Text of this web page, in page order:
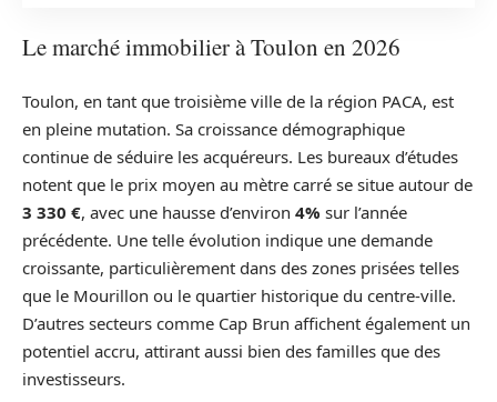
Le marché immobilier à Toulon en 2026
Toulon, en tant que troisième ville de la région PACA, est
en pleine mutation. Sa croissance démographique
continue de séduire les acquéreurs. Les bureaux d’études
notent que le prix moyen au mètre carré se situe autour de
3 330 €, avec une hausse d’environ 4% sur l’année
précédente. Une telle évolution indique une demande
croissante, particulièrement dans des zones prisées telles
que le Mourillon ou le quartier historique du centre-ville.
D’autres secteurs comme Cap Brun affichent également un
potentiel accru, attirant aussi bien des familles que des
investisseurs.